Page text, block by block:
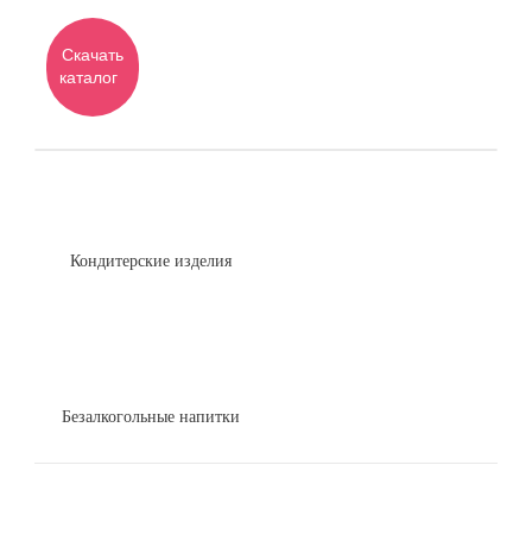
Скачать
каталог
Кондитерские изделия
Безалкогольные напитки